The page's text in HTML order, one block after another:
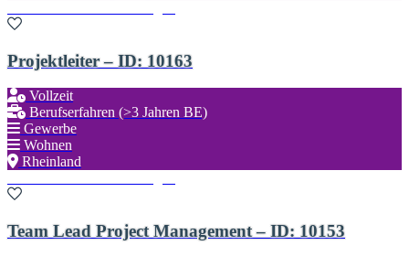
Projektleiter – ID: 10163
Vollzeit
Berufserfahren (>3 Jahren BE)
Gewerbe
Wohnen
Rheinland
Team Lead Project Management – ID: 10153